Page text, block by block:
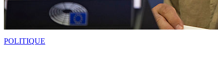
POLITIQUE